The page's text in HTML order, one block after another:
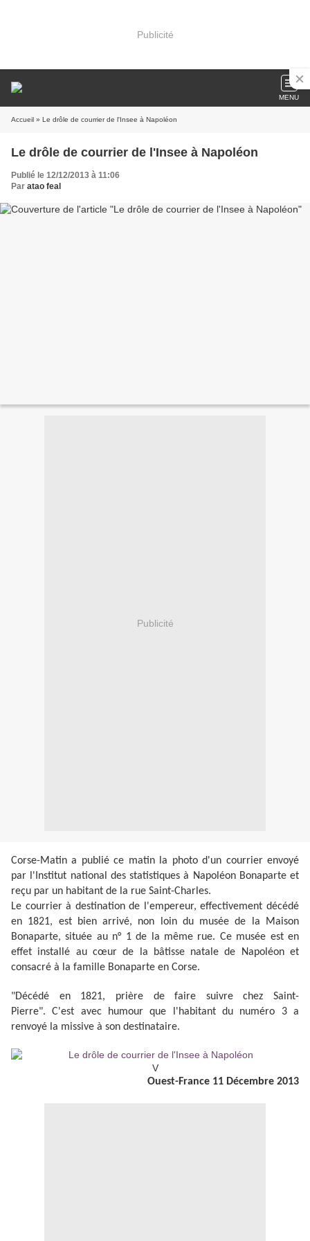
Publicité
MENU
Accueil » Le drôle de courrier de l'Insee à Napoléon
Le drôle de courrier de l'Insee à Napoléon
Publié le 12/12/2013 à 11:06
Par atao feal
Publicité
Corse-Matin a publié ce matin la photo d'un courrier envoyé
par l'Institut national des statistiques à Napoléon Bonaparte et
reçu par un habitant de la rue Saint-Charles.
Le courrier à destination de l'empereur, effectivement décédé
en 1821, est bien arrivé, non loin du musée de la Maison
Bonaparte, située au n° 1 de la même rue. Ce musée est en
effet installé au cœur de la bâtisse natale de Napoléon et
consacré à la famille Bonaparte en Corse.
"Décédé en 1821, prière de faire suivre chez Saint-
Pierre".C'est avec humour que l'habitant du numéro 3 a
renvoyé la missive à son destinataire.
V
Ouest-France 11 Décembre 2013